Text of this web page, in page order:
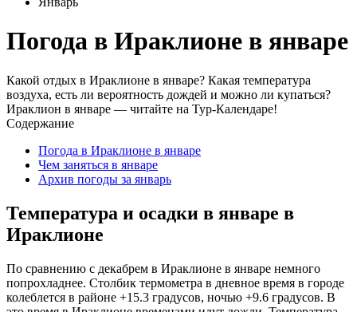
Погода в Ираклионе в январе
Какой отдых в Ираклионе в январе? Какая температура
воздуха, есть ли вероятность дождей и можно ли купаться?
Ираклион в январе — читайте на Тур-Календаре!
Содержание
Погода в Ираклионе в январе
Чем заняться в январе
Архив погоды за январь
Температура и осадки в январе в
Ираклионе
По сравнению с декабрем в Ираклионе в январе немного
попрохладнее. Столбик термометра в дневное время в городе
колеблется в районе +15.3 градусов, ночью +9.6 градусов. В